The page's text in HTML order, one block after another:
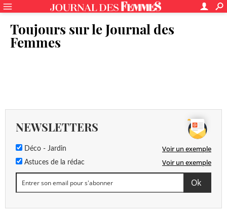
Toujours sur le Journal des
Femmes
NEWSLETTERS
Déco - Jardin Voir un exemple
Astuces de la rédac Voir un exemple